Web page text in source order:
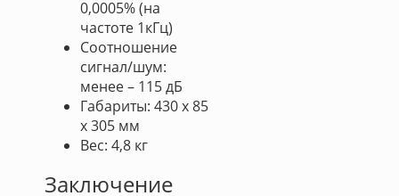
0,0005% (на
частоте 1кГц)
Соотношение
сигнал/шум:
менее – 115 дБ
Габариты: 430 х 85
х 305 мм
Вес: 4,8 кг
Заключение